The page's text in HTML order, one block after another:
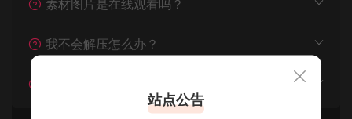
素材图片是在线观看吗？
我不会解压怎么办？
站点公告